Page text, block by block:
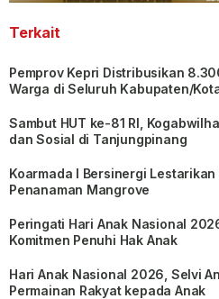
Terkait
Pemprov Kepri Distribusikan
Warga di Seluruh Kabupaten/
Sambut HUT ke-81 RI,
dan Sosial di Tanjungpinang
Koarmada I Bersinergi
Penanaman Mangrove
Peringati Hari Anak Nasional
Komitmen Penuhi Hak Anak
Hari Anak Nasional 2026, Selvi
Permainan Rakyat kepada Anak